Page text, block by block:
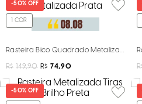
-50% OFF
COR
Rasteira Bico Quadrado Metalizada
R$ 149,90 R$ 74,90
-50% OFF